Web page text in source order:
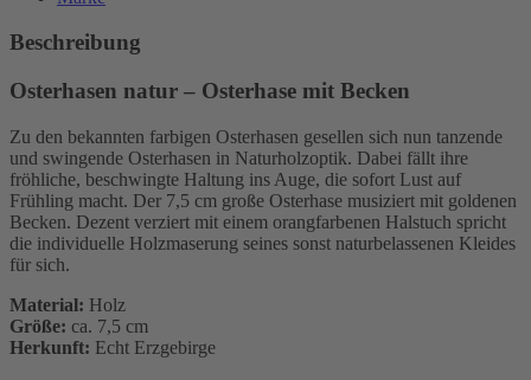
Beschreibung
Osterhasen natur – Osterhase mit Becken
Zu den bekannten farbigen Osterhasen gesellen sich nun tanzende
und swingende Osterhasen in Naturholzoptik. Dabei fällt ihre
fröhliche, beschwingte Haltung ins Auge, die sofort Lust auf
Frühling macht. Der 7,5 cm große Osterhase musiziert mit goldenen
Becken. Dezent verziert mit einem orangfarbenen Halstuch spricht
die individuelle Holzmaserung seines sonst naturbelassenen Kleides
für sich.
Material: Holz
Größe: ca. 7,5 cm
Herkunft: Echt Erzgebirge